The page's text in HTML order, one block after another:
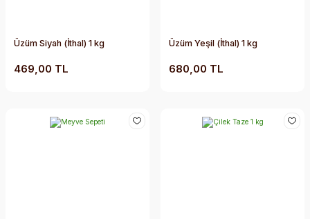
Üzüm Siyah (İthal) 1 kg
469,00 TL
Üzüm Yeşil (İthal) 1 kg
680,00 TL